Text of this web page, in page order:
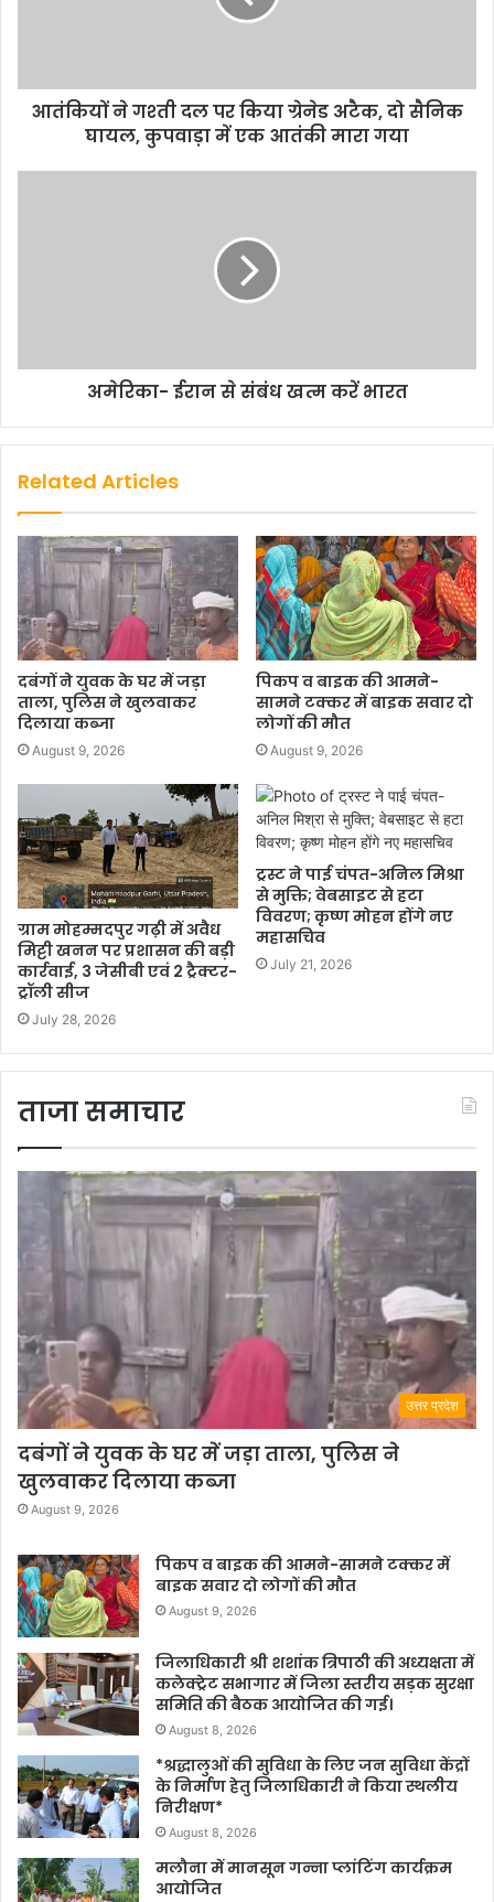
आतंकियों ने गश्‍ती दल पर किया ग्रेनेड अटैक, दो सैनिक
घायल, कुपवाड़ा में एक आतंकी मारा गया
अमेरिका- ईरान से संबंध खत्म करें भारत
Related Articles
दबंगों ने युवक के घर में जड़ा
ताला, पुलिस ने खुलवाकर
दिलाया कब्जा
August 9, 2026
पिकप व बाइक की आमने-
सामने टक्कर में बाइक सवार दो
लोगों की मौत
August 9, 2026
ग्राम मोहम्मदपुर गढ़ी में अवैध
मिट्टी खनन पर प्रशासन की बड़ी
कार्रवाई, 3 जेसीबी एवं 2 ट्रैक्टर-
ट्रॉली सीज
July 28, 2026
ट्रस्ट ने पाई चंपत-अनिल मिश्रा
से मुक्ति; वेबसाइट से हटा
विवरण; कृष्ण मोहन होंगे नए
महासचिव
July 21, 2026
ताजा समाचार
उत्तर प्रदेश
दबंगों ने युवक के घर में जड़ा ताला, पुलिस ने
खुलवाकर दिलाया कब्जा
August 9, 2026
पिकप व बाइक की आमने-सामने टक्कर में
बाइक सवार दो लोगों की मौत
August 9, 2026
जिलाधिकारी श्री शशांक त्रिपाठी की अध्यक्षता में
कलेक्ट्रेट सभागार में जिला स्तरीय सड़क सुरक्षा
समिति की बैठक आयोजित की गई।
August 8, 2026
*श्रद्धालुओं की सुविधा के लिए जन सुविधा केंद्रों
के निर्माण हेतु जिलाधिकारी ने किया स्थलीय
निरीक्षण*
August 8, 2026
मलौना में मानसून गन्ना प्लांटिंग कार्यक्रम
आयोजित